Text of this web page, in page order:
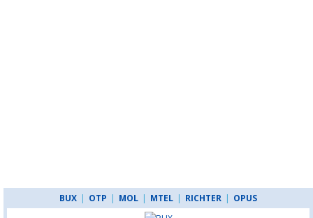
BUX | OTP | MOL | MTEL | RICHTER | OPUS